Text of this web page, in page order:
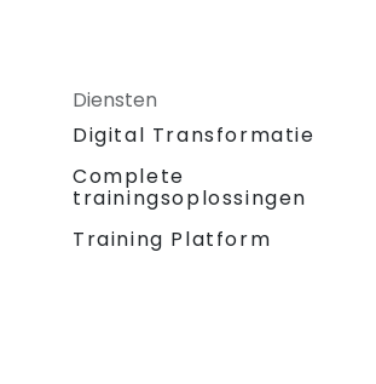
Diensten
Digital Transformatie
Complete
trainingsoplossingen
Training Platform